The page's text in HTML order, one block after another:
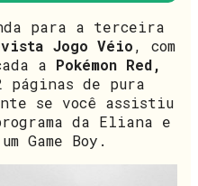
para a terceira
Jogo Véio, com
a Pokémon Red,
páginas de pura
se você assistiu
da Eliana e
Game Boy.